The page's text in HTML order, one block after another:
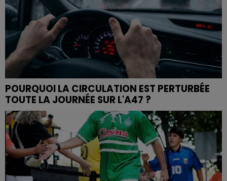
POURQUOI LA CIRCULATION EST PERTURBÉE
TOUTE LA JOURNÉE SUR L'A47 ?